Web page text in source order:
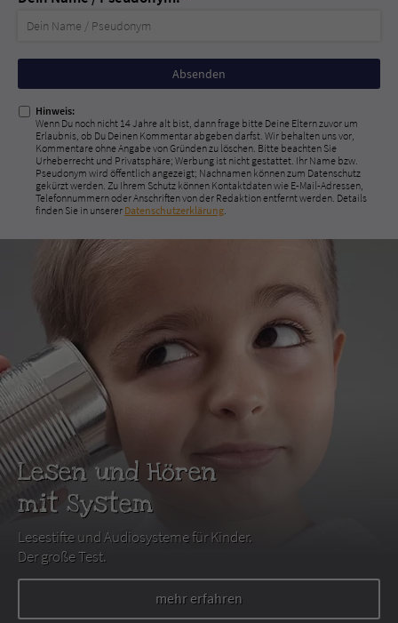
Nicht
ausfüllen!
Hinweis:
Wenn Du noch nicht 14 Jahre alt bist, dann frage bitte Deine Eltern zuvor um
Erlaubnis, ob Du Deinen Kommentar abgeben darfst. Wir behalten uns vor,
Kommentare ohne Angabe von Gründen zu löschen. Bitte beachten Sie
Urheberrecht und Privatsphäre; Werbung ist nicht gestattet. Ihr Name bzw.
Pseudonym wird öffentlich angezeigt; Nachnamen können zum Datenschutz
gekürzt werden. Zu Ihrem Schutz können Kontaktdaten wie E-Mail-Adressen,
Telefonnummern oder Anschriften von der Redaktion entfernt werden. Details
finden Sie in unserer Datenschutzerklärung
Lesen und Hören
mit System
Lesestifte und Audiosysteme für Kinder.
Der große Test.
mehr erfahren